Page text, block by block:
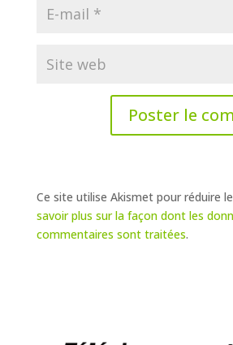
Ce site utilise Akismet pour réduire
savoir plus sur la façon dont les
commentaires sont traitées.